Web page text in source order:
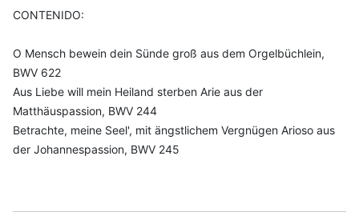
CONTENIDO:
O Mensch bewein dein Sünde groß aus dem Orgelbüchlein,
BWV 622
Aus Liebe will mein Heiland sterben Arie aus der
Matthäuspassion, BWV 244
Betrachte, meine Seel', mit ängstlichem Vergnügen Arioso aus
der Johannespassion, BWV 245